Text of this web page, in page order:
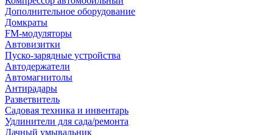
Дополнительное оборудование
Домкраты
FM-модуляторы
Автовизитки
Пуско-зарядные устройства
Автодержатели
Автомагнитолы
Антирадары
Разветвитель
Садовая техника и инвентарь
Удлинители для сада/ремонта
Дачный умывальник